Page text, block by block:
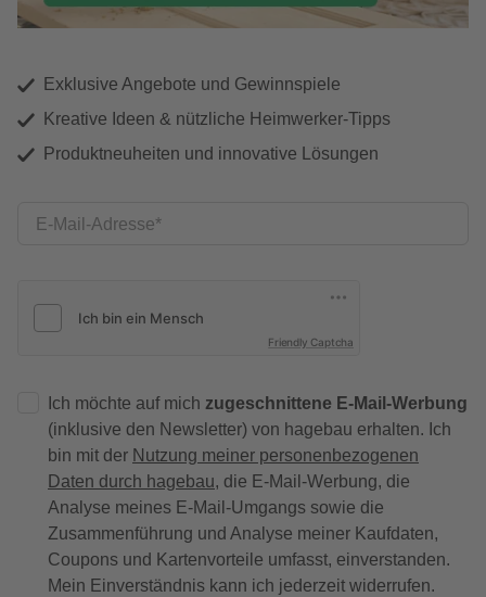
Exklusive Angebote und Gewinnspiele
Kreative Ideen & nützliche Heimwerker-Tipps
Produktneuheiten und innovative Lösungen
E-Mail-Adresse
Friendly Captcha
Ich möchte auf mich zugeschnittene E-Mail-Werbung
(inklusive den Newsletter) von hagebau erhalten. Ich
bin mit der Nutzung meiner personenbezogenen
Daten durch hagebau, die E-Mail-Werbung, die
Analyse meines E-Mail-Umgangs sowie die
Zusammenführung und Analyse meiner Kaufdaten,
Coupons und Kartenvorteile umfasst, einverstanden.
Mein Einverständnis kann ich jederzeit widerrufen.